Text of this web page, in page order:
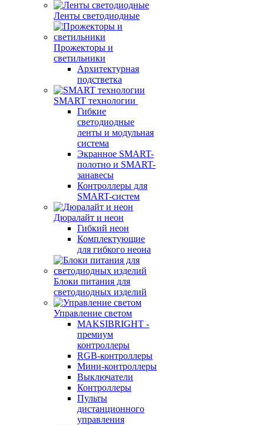
Ленты светодиодные
Прожекторы и
светильники
Архитектурная
подстветка
SMART технологии
Гибкие
светодиодные
ленты и модульная
система
Экранное SMART-
полотно и SMART-
занавесы
Контроллеры для
SMART-систем
Дюралайт и неон
Гибкий неон
Комплектующие
для гибкого неона
Блоки питания для
светодиодных изделий
Управление светом
MAKSIBRIGHT -
премиум
контроллеры
RGB-контроллеры
Мини-контроллеры
Выключатели
Контроллеры
Пульты
дистанционного
управления